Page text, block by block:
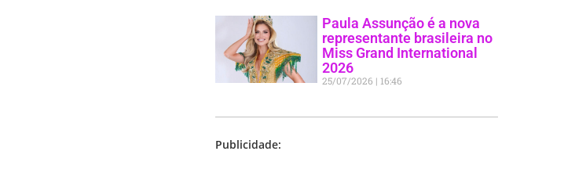
Paula Assunção é a nova
representante brasileira no
Miss Grand International
2026
25/07/2026 16:46
Publicidade: